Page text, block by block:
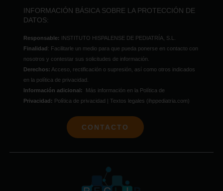
INFORMACIÓN BÁSICA SOBRE LA PROTECCIÓN DE
DATOS:
Responsable: INSTITUTO HISPALENSE DE PEDIATRÍA, S.L.
Finalidad: Facilitarle un medio para que pueda ponerse en contacto con
nosotros y contestar sus solicitudes de información.
Derechos: Acceso, rectificación o supresión, así como otros indicados
en la política de privacidad.
Información adicional: Más información en la Política de
Privacidad: Política de privacidad | Textos legales (ihppediatria.com)
CONTACTO